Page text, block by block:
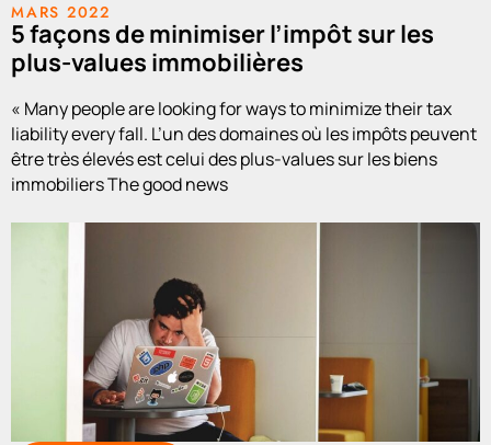
MARS 2022
5 façons de minimiser l’impôt sur les
plus-values immobilières
« Many people are looking for ways to minimize their tax
liability every fall. L’un des domaines où les impôts peuvent
être très élevés est celui des plus-values sur les biens
immobiliers The good news